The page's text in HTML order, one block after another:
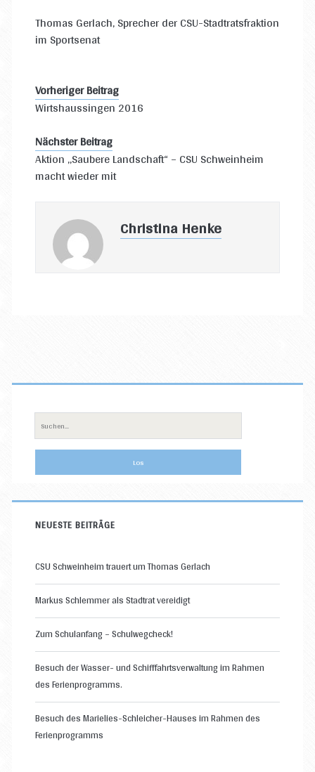
Thomas Gerlach, Sprecher der CSU-Stadtratsfraktion
im Sportsenat
Vorheriger Beitrag
Wirtshaussingen 2016
Nächster Beitrag
Aktion „Saubere Landschaft“ – CSU Schweinheim
macht wieder mit
Christina Henke
Primäre
Sidebar
Suche
nach:
NEUESTE BEITRÄGE
CSU Schweinheim trauert um Thomas Gerlach
Markus Schlemmer als Stadtrat vereidigt
Zum Schulanfang – Schulwegcheck!
Besuch der Wasser- und Schifffahrtsverwaltung im Rahmen
des Ferienprogramms.
Besuch des Marielies-Schleicher-Hauses im Rahmen des
Ferienprogramms